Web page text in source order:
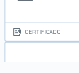
CERTIFICADO